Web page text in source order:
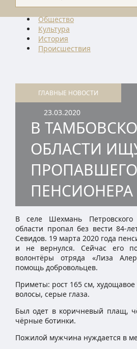
Общество
Культура
История
Проиcшествия
ГЛАВНЫЕ НОВОСТИ
23.03.2020
В
ОБЛАСТИ
ПРОПАВШЕГО
ПЕНСИОНЕРА
В селе Шехмань Петровского
области пропал без вести 84-
Севидов. 19 марта 2020 года
и не вернулся. Сейчас его
волонтёры отряда «Лиза
помощь добровольцев.
Приметы: рост 165 см,
волосы, серые глаза.
Был одет в коричневый плащ,
чёрные ботинки.
Пожилой мужчина нуждается в